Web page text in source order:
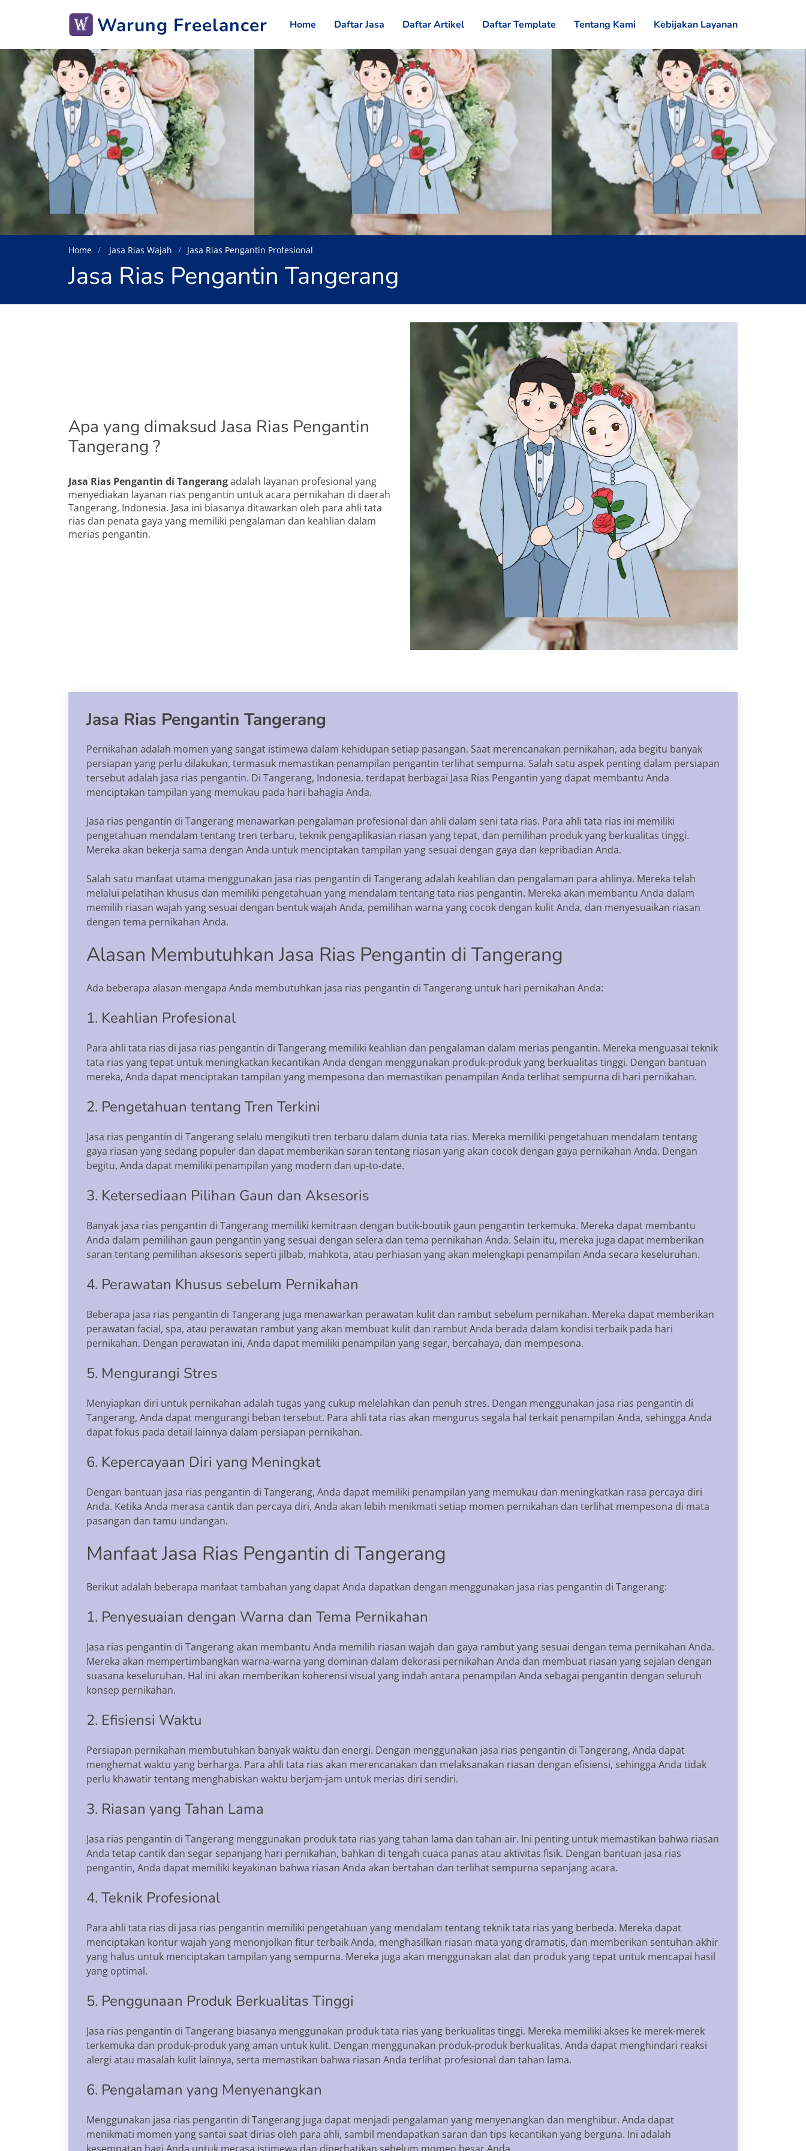
Warung Freelancer Home Daftar Jasa Daftar Artikel Daftar Template Tentang Kami Kebijakan Layanan
Home Jasa Rias Wajah Jasa Rias Pengantin Profesional
Jasa Rias Pengantin Tangerang
Apa yang dimaksud Jasa Rias Pengantin
Tangerang ?
Jasa Rias Pengantin di Tangerangadalah layanan profesional yang
menyediakan layanan rias pengantin untuk acara pernikahan di daerah
Tangerang, Indonesia. Jasa ini biasanya ditawarkan oleh para ahli tata
rias dan penata gaya yang memiliki pengalaman dan keahlian dalam
merias pengantin.
Jasa Rias Pengantin Tangerang
Pernikahan adalah momen yang sangat istimewa dalam kehidupan setiap pasangan. Saat merencanakan pernikahan, ada begitu banyak
persiapan yang perlu dilakukan, termasuk memastikan penampilan pengantin terlihat sempurna. Salah satu aspek penting dalam persiapan
tersebut adalah jasa rias pengantin. Di Tangerang, Indonesia, terdapat berbagai Jasa Rias Pengantin yang dapat membantu Anda
menciptakan tampilan yang memukau pada hari bahagia Anda.
Jasa rias pengantin di Tangerang menawarkan pengalaman profesional dan ahli dalam seni tata rias. Para ahli tata rias ini memiliki
pengetahuan mendalam tentang tren terbaru, teknik pengaplikasian riasan yang tepat, dan pemilihan produk yang berkualitas tinggi.
Mereka akan bekerja sama dengan Anda untuk menciptakan tampilan yang sesuai dengan gaya dan kepribadian Anda.
Salah satu manfaat utama menggunakan jasa rias pengantin di Tangerang adalah keahlian dan pengalaman para ahlinya. Mereka telah
melalui pelatihan khusus dan memiliki pengetahuan yang mendalam tentang tata rias pengantin. Mereka akan membantu Anda dalam
memilih riasan wajah yang sesuai dengan bentuk wajah Anda, pemilihan warna yang cocok dengan kulit Anda, dan menyesuaikan riasan
dengan tema pernikahan Anda.
Alasan Membutuhkan Jasa Rias Pengantin di Tangerang
Ada beberapa alasan mengapa Anda membutuhkan jasa rias pengantin di Tangerang untuk hari pernikahan Anda:
1. Keahlian Profesional
Para ahli tata rias di jasa rias pengantin di Tangerang memiliki keahlian dan pengalaman dalam merias pengantin. Mereka menguasai teknik
tata rias yang tepat untuk meningkatkan kecantikan Anda dengan menggunakan produk-produk yang berkualitas tinggi. Dengan bantuan
mereka, Anda dapat menciptakan tampilan yang mempesona dan memastikan penampilan Anda terlihat sempurna di hari pernikahan.
2. Pengetahuan tentang Tren Terkini
Jasa rias pengantin di Tangerang selalu mengikuti tren terbaru dalam dunia tata rias. Mereka memiliki pengetahuan mendalam tentang
gaya riasan yang sedang populer dan dapat memberikan saran tentang riasan yang akan cocok dengan gaya pernikahan Anda. Dengan
begitu, Anda dapat memiliki penampilan yang modern dan up-to-date.
3. Ketersediaan Pilihan Gaun dan Aksesoris
Banyak jasa rias pengantin di Tangerang memiliki kemitraan dengan butik-boutik gaun pengantin terkemuka. Mereka dapat membantu
Anda dalam pemilihan gaun pengantin yang sesuai dengan selera dan tema pernikahan Anda. Selain itu, mereka juga dapat memberikan
saran tentang pemilihan aksesoris seperti jilbab, mahkota, atau perhiasan yang akan melengkapi penampilan Anda secara keseluruhan.
4. Perawatan Khusus sebelum Pernikahan
Beberapa jasa rias pengantin di Tangerang juga menawarkan perawatan kulit dan rambut sebelum pernikahan. Mereka dapat memberikan
perawatan facial, spa, atau perawatan rambut yang akan membuat kulit dan rambut Anda berada dalam kondisi terbaik pada hari
pernikahan. Dengan perawatan ini, Anda dapat memiliki penampilan yang segar, bercahaya, dan mempesona.
5. Mengurangi Stres
Menyiapkan diri untuk pernikahan adalah tugas yang cukup melelahkan dan penuh stres. Dengan menggunakan jasa rias pengantin di
Tangerang, Anda dapat mengurangi beban tersebut. Para ahli tata rias akan mengurus segala hal terkait penampilan Anda, sehingga Anda
dapat fokus pada detail lainnya dalam persiapan pernikahan.
6. Kepercayaan Diri yang Meningkat
Dengan bantuan jasa rias pengantin di Tangerang, Anda dapat memiliki penampilan yang memukau dan meningkatkan rasa percaya diri
Anda. Ketika Anda merasa cantik dan percaya diri, Anda akan lebih menikmati setiap momen pernikahan dan terlihat mempesona di mata
pasangan dan tamu undangan.
Manfaat Jasa Rias Pengantin di Tangerang
Berikut adalah beberapa manfaat tambahan yang dapat Anda dapatkan dengan menggunakan jasa rias pengantin di Tangerang:
1. Penyesuaian dengan Warna dan Tema Pernikahan
Jasa rias pengantin di Tangerang akan membantu Anda memilih riasan wajah dan gaya rambut yang sesuai dengan tema pernikahan Anda.
Mereka akan mempertimbangkan warna-warna yang dominan dalam dekorasi pernikahan Anda dan membuat riasan yang sejalan dengan
suasana keseluruhan. Hal ini akan memberikan koherensi visual yang indah antara penampilan Anda sebagai pengantin dengan seluruh
konsep pernikahan.
2. Efisiensi Waktu
Persiapan pernikahan membutuhkan banyak waktu dan energi. Dengan menggunakan jasa rias pengantin di Tangerang, Anda dapat
menghemat waktu yang berharga. Para ahli tata rias akan merencanakan dan melaksanakan riasan dengan efisiensi, sehingga Anda tidak
perlu khawatir tentang menghabiskan waktu berjam-jam untuk merias diri sendiri.
3. Riasan yang Tahan Lama
Jasa rias pengantin di Tangerang menggunakan produk tata rias yang tahan lama dan tahan air. Ini penting untuk memastikan bahwa riasan
Anda tetap cantik dan segar sepanjang hari pernikahan, bahkan di tengah cuaca panas atau aktivitas fisik. Dengan bantuan jasa rias
pengantin, Anda dapat memiliki keyakinan bahwa riasan Anda akan bertahan dan terlihat sempurna sepanjang acara.
4. Teknik Profesional
Para ahli tata rias di jasa rias pengantin memiliki pengetahuan yang mendalam tentang teknik tata rias yang berbeda. Mereka dapat
menciptakan kontur wajah yang menonjolkan fitur terbaik Anda, menghasilkan riasan mata yang dramatis, dan memberikan sentuhan akhir
yang halus untuk menciptakan tampilan yang sempurna. Mereka juga akan menggunakan alat dan produk yang tepat untuk mencapai hasil
yang optimal.
5. Penggunaan Produk Berkualitas Tinggi
Jasa rias pengantin di Tangerang biasanya menggunakan produk tata rias yang berkualitas tinggi. Mereka memiliki akses ke merek-merek
terkemuka dan produk-produk yang aman untuk kulit. Dengan menggunakan produk-produk berkualitas, Anda dapat menghindari reaksi
alergi atau masalah kulit lainnya, serta memastikan bahwa riasan Anda terlihat profesional dan tahan lama.
6. Pengalaman yang Menyenangkan
Menggunakan jasa rias pengantin di Tangerang juga dapat menjadi pengalaman yang menyenangkan dan menghibur. Anda dapat
menikmati momen yang santai saat dirias oleh para ahli, sambil mendapatkan saran dan tips kecantikan yang berguna. Ini adalah